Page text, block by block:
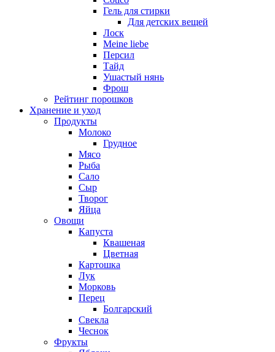
Гель для стирки
Для детских вещей
Лоск
Meine liebe
Персил
Тайд
Ушастый нянь
Фрош
Рейтинг порошков
Хранение и уход
Продукты
Молоко
Грудное
Мясо
Рыба
Сало
Сыр
Творог
Яйца
Овощи
Капуста
Квашеная
Цветная
Картошка
Лук
Морковь
Перец
Болгарский
Свекла
Чеснок
Фрукты